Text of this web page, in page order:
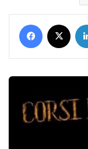
Facebook